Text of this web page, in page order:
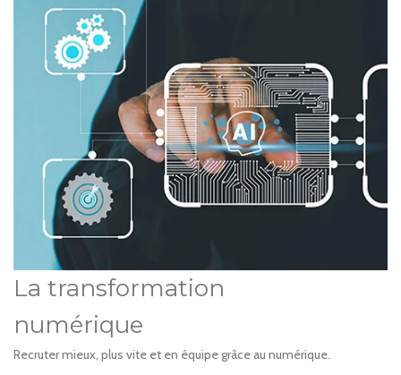
La transformation
numérique
Recruter mieux, plus vite et en équipe grâce au numérique.